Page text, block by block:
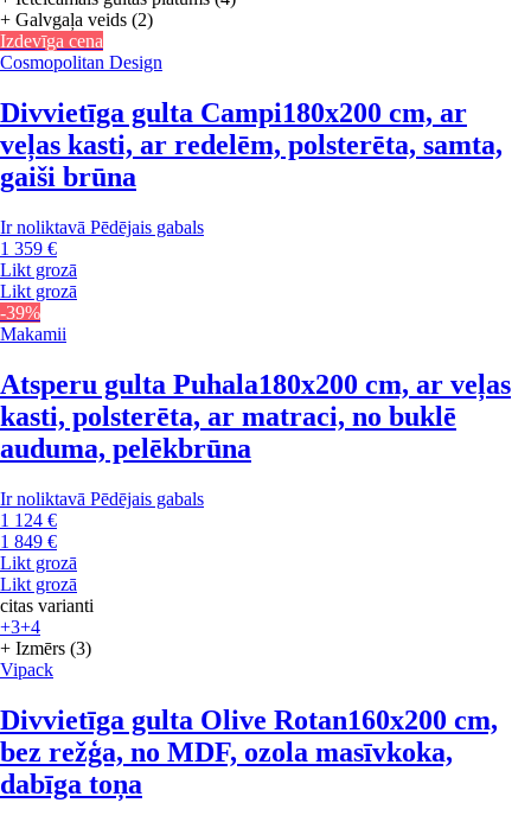
+ Galvgaļa veids (2)
Izdevīga cena
Cosmopolitan Design
Divvietīga gulta Campi180x200 cm, ar
veļas kasti, ar redelēm, polsterēta, samta,
gaiši brūna
Ir noliktavā Pēdējais gabals
1 359 €
Likt grozā
Likt grozā
-39%
Makamii
Atsperu gulta Puhala180x200 cm, ar veļas
kasti, polsterēta, ar matraci, no buklē
auduma, pelēkbrūna
Ir noliktavā Pēdējais gabals
1 124 €
1 849 €
Likt grozā
Likt grozā
citas varianti
+3+4
+ Izmērs (3)
Vipack
Divvietīga gulta Olive Rotan160x200 cm,
bez režģa, no MDF, ozola masīvkoka,
dabīga toņa